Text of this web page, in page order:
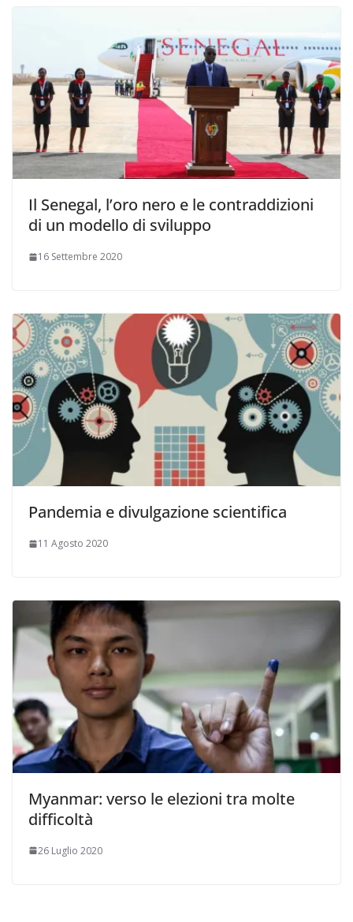
Il Senegal, l’oro nero e le contraddizioni
di un modello di sviluppo
16 Settembre 2020
Pandemia e divulgazione scientifica
11 Agosto 2020
Myanmar: verso le elezioni tra molte
difficoltà
26 Luglio 2020